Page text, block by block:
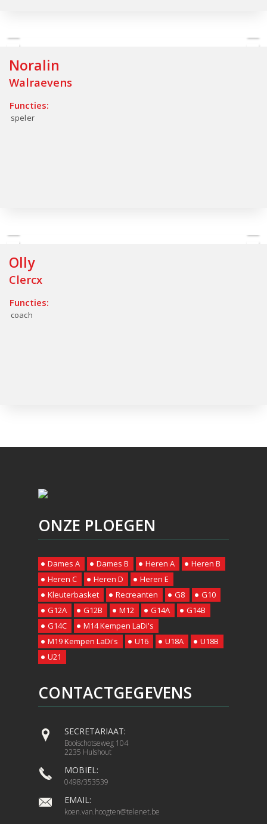
Noralin
Walraevens
Functies:
speler
Olly
Clercx
Functies:
coach
ONZE PLOEGEN
Dames A Dames B Heren A
Heren B
Heren C
Heren D
Heren E
Kleuterbasket
Recreanten G8
G10
G12A
G12B M12 G14A
G14B
G14C
M14 Kempen LaDi's
M19 Kempen LaDi's
U16 U18A
U18B
U21
CONTACTGEGEVENS
SECRETARIAAT:
Booischotseweg 104
2235 Hulshout
MOBIEL:
0498/353539
EMAIL:
koen.van.hoogten@telenet.be